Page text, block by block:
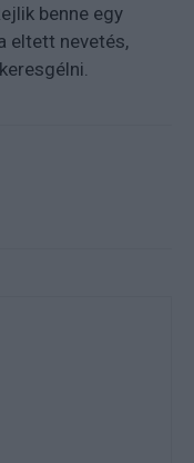
benne egy
eltett nevetés,